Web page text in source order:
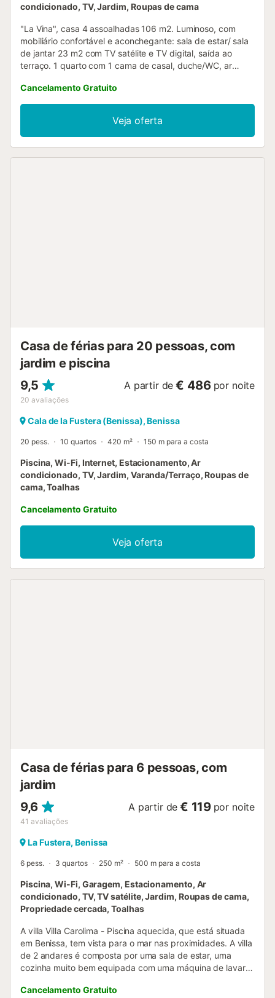
condicionado, TV, Jardim, Roupas de cama
"La Vina", casa 4 assoalhadas 106 m2. Luminoso, com
mobiliário confortável e aconchegante: sala de estar/ sala
de jantar 23 m2 com TV satélite e TV digital, saída ao
terraço. 1 quarto com 1 cama de casal, duche/WC, ar
camas, ar condicionado e calefação a ar quente. 1 quarto
com 1 cama de casal, ar condicionado e calefação a ar
quente. Cozinha aberta (forno, microondas, máquina de
café eléctrica). Banheira/WC, WC separado. Terraço-
jardim. Móveis de terraço. Vista panorâmica ao mar e à
Cancelamento Gratuito
Veja oferta
Casa de férias para 20 pessoas, com
jardim e piscina
9,5
20 avaliações
A partir de € 486 por noite
Cala de la Fustera (Benissa), Benissa
20 pess. 10 quartos 420 m² 150 m para a costa
Piscina, Wi-Fi, Internet, Estacionamento, Ar
condicionado, TV, Jardim, Varanda/Terraço, Roupas de
cama, Toalhas
Cancelamento Gratuito
Veja oferta
Casa de férias para 6 pessoas, com
jardim
9,6
41 avaliações
A partir de € 119 por noite
La Fustera, Benissa
6 pess. 3 quartos 250 m² 500 m para a costa
Piscina, Wi-Fi, Garagem, Estacionamento, Ar
condicionado, TV, TV satélite, Jardim, Roupas de cama,
Propriedade cercada, Toalhas
A villa Villa Carolima - Piscina aquecida, que está situada
em Benissa, tem vista para o mar nas proximidades. A villa
de 2 andares é composta por uma sala de estar, uma
cozinha muito bem equipada com uma máquina de lavar
acomodar 6 pessoas. As comodidades adicionais incluem
Cancelamento Gratuito